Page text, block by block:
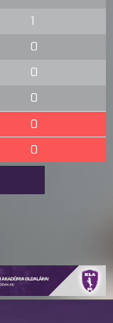
1
0
0
0
0
0